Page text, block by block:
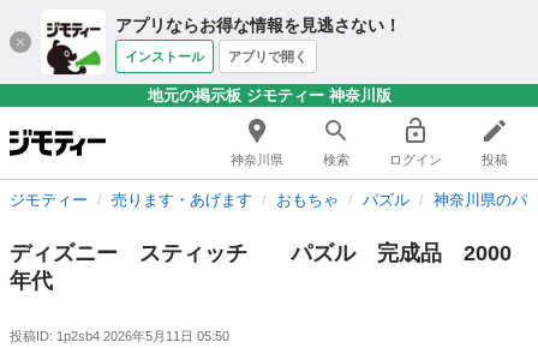
アプリならお得な情報を見逃さない！
インストール アプリで開く
地元の掲示板 ジモティー 神奈川版
神奈川県 検索 ログイン 投稿
ジモティー 売ります・あげます おもちゃ パズル 神奈川県のパ
ディズニー スティッチ パズル 完成品 2000
年代
投稿ID: 1p2sb4 2026年5月11日 05:50